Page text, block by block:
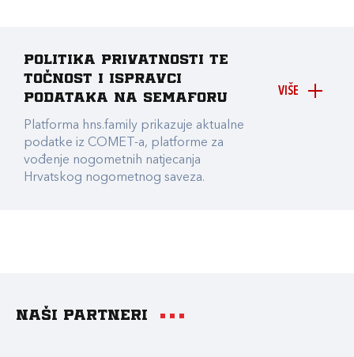
VIŠE
Politika privatnosti te
točnost i ispravci
podataka na Semaforu
Platforma hns.family prikazuje aktualne
podatke iz COMET-a, platforme za
vođenje nogometnih natjecanja
Hrvatskog nogometnog saveza.
Naši partneri